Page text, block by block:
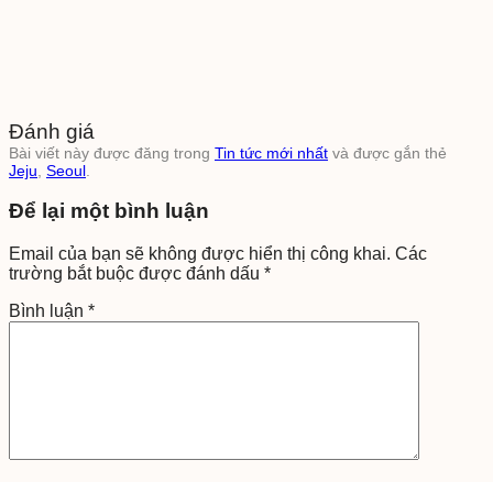
Đánh giá
Bài viết này được đăng trong Tin tức mới nhất và được gắn thẻ
Jeju Seoul
Để lại một bình luận
Email của bạn sẽ không được hiển thị công khai. Các
trường bắt buộc được đánh dấu *
Bình luận *